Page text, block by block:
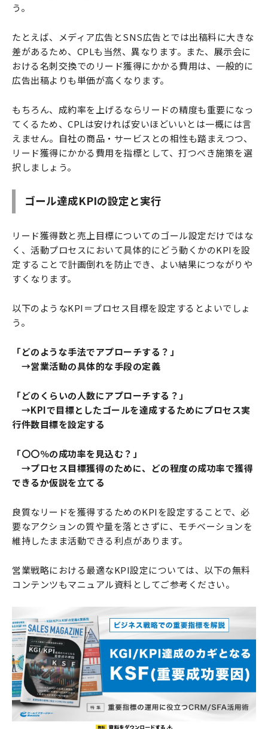
う。
たとえば、メディア広告とSNS広告とでは出稿料に大きな
差があるため、CPLも当然、異なります。また、展示会に
おける名刺交換でのリード獲得にかかる費用は、一般的に
広告出稿よりも単価が高くなります。
もちろん、成約率を上げるならリードの精度も重要になっ
てくるため、CPLは安ければ安いほどいいとは一概には言
えません。自社の商品・サービスとの相性も踏まえつつ、
リード獲得にかかる費用を指標として、打つべき施策を選
択しましょう。
ゴール達成KPIの設定と実行
リード獲得数と売上目標についてのゴール設定だけではな
く、活動プロセスにおいて具体的にどう動くかのKPIを設
定することで計画倒れを防止でき、よい結果につながりや
すくなります。
以下のようなKPI＝プロセス目標を設定するとよいでしょ
う。
「どのような手法でアプローチする？」
→営業活動の具体的な手段の定義
「どのくらいの人数にアプローチする？」
→KPIで目標としたゴールを達成するためにプロセス実
行件数目標を設定する
「〇〇％の成功率を見込む？」
→プロセス目標獲得のために、どの程度の成功率で獲得
できるか仮説を立てる
良質なリードを獲得するためのKPIを設定することで、必
要なアクションの質や量を落とさずに、モチベーションを
維持したまま活動できる利点があります。
営業戦略における最適なKPI設定については、以下の無料
コンテンツもマニュアル資料としてご参考ください。